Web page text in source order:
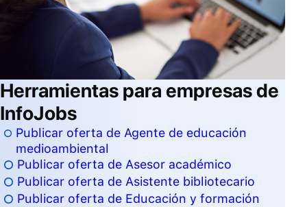
Herramientas para empresas de
InfoJobs
Publicar oferta de Agente de educación
medioambiental
Publicar oferta de Asesor académico
Publicar oferta de Asistente bibliotecario
Publicar oferta de Educación y formación